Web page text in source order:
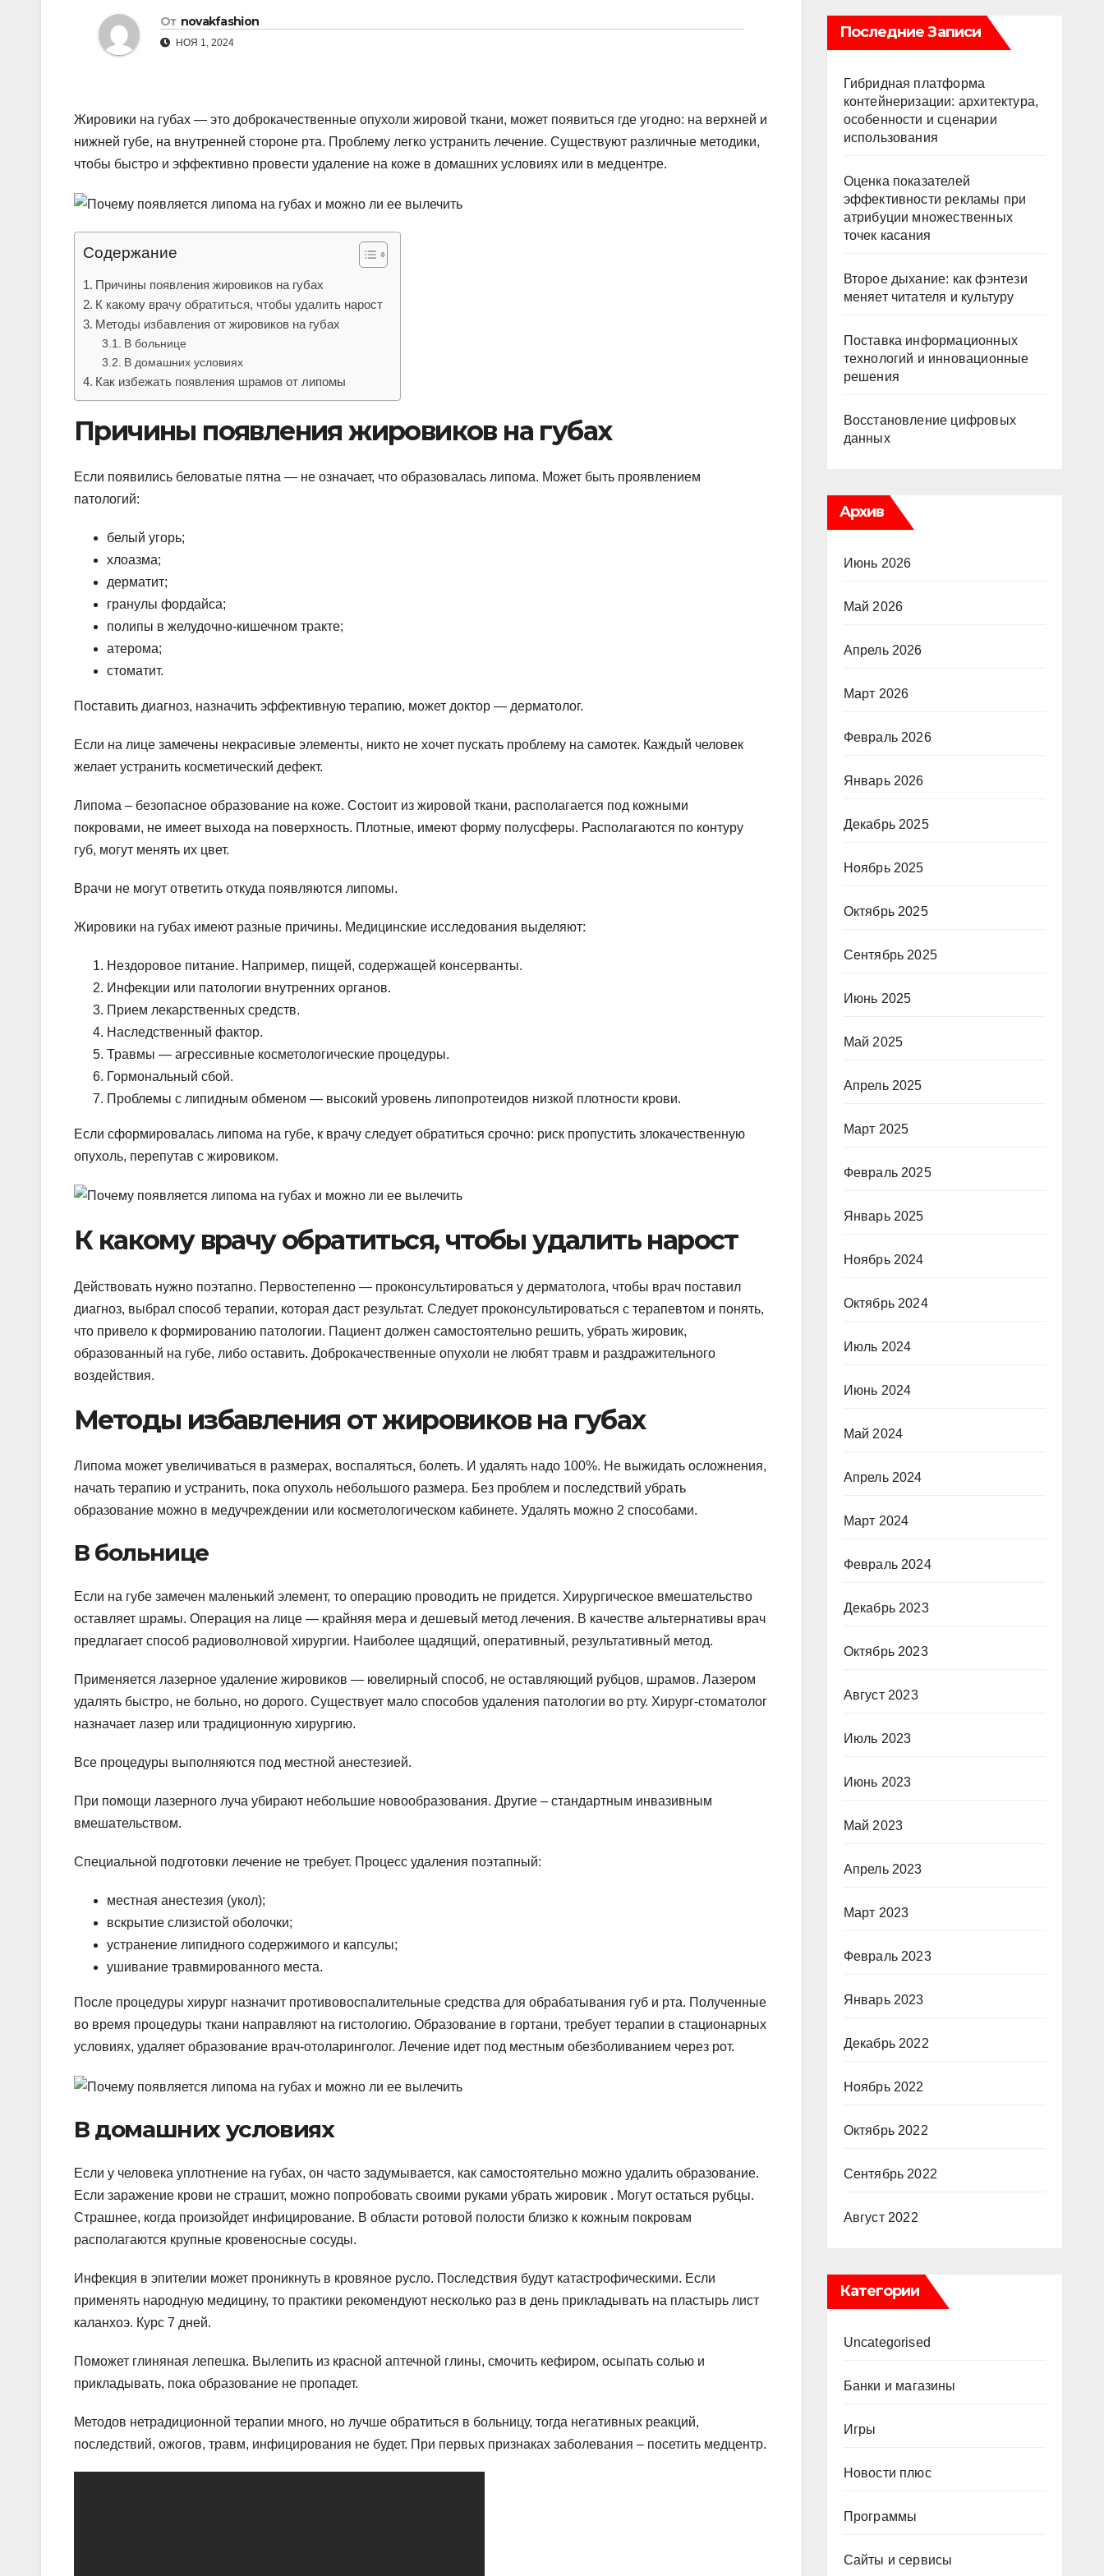
От novakfashion
НОЯ 1, 2024
Жировики на губах — это доброкачественные опухоли жировой ткани, может появиться где угодно: на верхней и
нижней губе, на внутренней стороне рта. Проблему легко устранить лечение. Существуют различные методики,
чтобы быстро и эффективно провести удаление на коже в домашних условиях или в медцентре.
Содержание
Причины появления жировиков на губах
К какому врачу обратиться, чтобы удалить нарост
Методы избавления от жировиков на губах
В больнице
В домашних условиях
Как избежать появления шрамов от липомы
Причины появления жировиков на губах
Если появились беловатые пятна — не означает, что образовалась липома. Может быть проявлением
патологий:
белый угорь;
хлоазма;
дерматит;
гранулы фордайса;
полипы в желудочно-кишечном тракте;
атерома;
стоматит.
Поставить диагноз, назначить эффективную терапию, может доктор — дерматолог.
Если на лице замечены некрасивые элементы, никто не хочет пускать проблему на самотек. Каждый человек
желает устранить косметический дефект.
Липома – безопасное образование на коже. Состоит из жировой ткани, располагается под кожными
покровами, не имеет выхода на поверхность. Плотные, имеют форму полусферы. Располагаются по контуру
губ, могут менять их цвет.
Врачи не могут ответить откуда появляются липомы.
Жировики на губах имеют разные причины. Медицинские исследования выделяют:
Нездоровое питание. Например, пищей, содержащей консерванты.
Инфекции или патологии внутренних органов.
Прием лекарственных средств.
Наследственный фактор.
Травмы — агрессивные косметологические процедуры.
Гормональный сбой.
Проблемы с липидным обменом — высокий уровень липопротеидов низкой плотности крови.
Если сформировалась липома на губе, к врачу следует обратиться срочно: риск пропустить злокачественную
опухоль, перепутав с жировиком.
К какому врачу обратиться, чтобы удалить нарост
Действовать нужно поэтапно. Первостепенно — проконсультироваться у дерматолога, чтобы врач поставил
диагноз, выбрал способ терапии, которая даст результат. Следует проконсультироваться с терапевтом и понять,
что привело к формированию патологии. Пациент должен самостоятельно решить, убрать жировик,
образованный на губе, либо оставить. Доброкачественные опухоли не любят травм и раздражительного
воздействия.
Методы избавления от жировиков на губах
Липома может увеличиваться в размерах, воспаляться, болеть. И удалять надо 100%. Не выжидать осложнения,
начать терапию и устранить, пока опухоль небольшого размера. Без проблем и последствий убрать
образование можно в медучреждении или косметологическом кабинете. Удалять можно 2 способами.
В больнице
Если на губе замечен маленький элемент, то операцию проводить не придется. Хирургическое вмешательство
оставляет шрамы. Операция на лице — крайняя мера и дешевый метод лечения. В качестве альтернативы врач
предлагает способ радиоволновой хирургии. Наиболее щадящий, оперативный, результативный метод.
Применяется лазерное удаление жировиков — ювелирный способ, не оставляющий рубцов, шрамов. Лазером
удалять быстро, не больно, но дорого. Существует мало способов удаления патологии во рту. Хирург-стоматолог
назначает лазер или традиционную хирургию.
Все процедуры выполняются под местной анестезией.
При помощи лазерного луча убирают небольшие новообразования. Другие – стандартным инвазивным
вмешательством.
Специальной подготовки лечение не требует. Процесс удаления поэтапный:
местная анестезия (укол);
вскрытие слизистой оболочки;
устранение липидного содержимого и капсулы;
ушивание травмированного места.
После процедуры хирург назначит противовоспалительные средства для обрабатывания губ и рта. Полученные
во время процедуры ткани направляют на гистологию. Образование в гортани, требует терапии в стационарных
условиях, удаляет образование врач-отоларинголог. Лечение идет под местным обезболиванием через рот.
В домашних условиях
Если у человека уплотнение на губах, он часто задумывается, как самостоятельно можно удалить образование.
Если заражение крови не страшит, можно попробовать своими руками убрать жировик . Могут остаться рубцы.
Страшнее, когда произойдет инфицирование. В области ротовой полости близко к кожным покровам
располагаются крупные кровеносные сосуды.
Инфекция в эпителии может проникнуть в кровяное русло. Последствия будут катастрофическими. Если
применять народную медицину, то практики рекомендуют несколько раз в день прикладывать на пластырь лист
каланхоэ. Курс 7 дней.
Поможет глиняная лепешка. Вылепить из красной аптечной глины, смочить кефиром, осыпать солью и
прикладывать, пока образование не пропадет.
Методов нетрадиционной терапии много, но лучше обратиться в больницу, тогда негативных реакций,
последствий, ожогов, травм, инфицирования не будет. При первых признаках заболевания – посетить медцентр.
Последние Записи
Гибридная платформа
контейнеризации: архитектура,
особенности и сценарии
использования
Оценка показателей
эффективности рекламы при
атрибуции множественных
точек касания
Второе дыхание: как фэнтези
меняет читателя и культуру
Поставка информационных
технологий и инновационные
решения
Восстановление цифровых
данных
Архив
Июнь 2026
Май 2026
Апрель 2026
Март 2026
Февраль 2026
Январь 2026
Декабрь 2025
Ноябрь 2025
Октябрь 2025
Сентябрь 2025
Июнь 2025
Май 2025
Апрель 2025
Март 2025
Февраль 2025
Январь 2025
Ноябрь 2024
Октябрь 2024
Июль 2024
Июнь 2024
Май 2024
Апрель 2024
Март 2024
Февраль 2024
Декабрь 2023
Октябрь 2023
Август 2023
Июль 2023
Июнь 2023
Май 2023
Апрель 2023
Март 2023
Февраль 2023
Январь 2023
Декабрь 2022
Ноябрь 2022
Октябрь 2022
Сентябрь 2022
Август 2022
Категории
Uncategorised
Банки и магазины
Игры
Новости плюс
Программы
Сайты и сервисы